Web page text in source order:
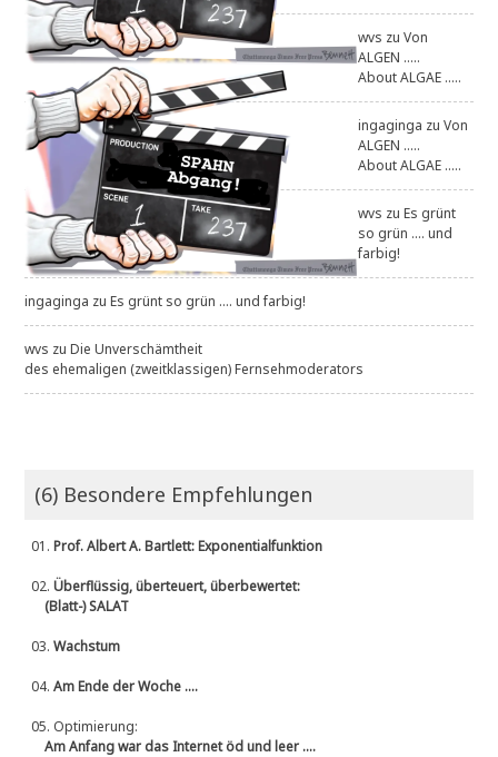
7
.
6
2
0
0
]
wvs zuVon
ALGEN .....
About ALGAE .....
ingaginga zuVon
ALGEN .....
About ALGAE .....
wvs zuEs grünt
so grün .... und
farbig!
ingaginga zuEs grünt so grün .... und farbig!
wvs zuDie Unverschämtheit
des ehemaligen (zweitklassigen) Fernsehmoderators
(6) Besondere Empfehlungen
01.Prof. Albert A. Bartlett: Exponentialfunktion
02.Überflüssig, überteuert, überbewertet:
(Blatt-) SALAT
03.Wachstum
04.Am Ende der Woche ....
05. Optimierung:
Am Anfang war das Internet öd und leer ....